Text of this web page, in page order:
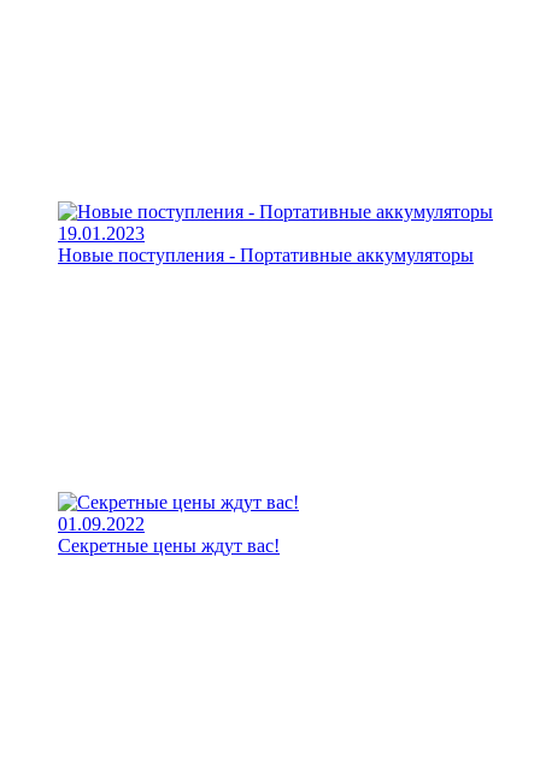
19.01.2023
Новые поступления - Портативные аккумуляторы
01.09.2022
Секретные цены ждут вас!